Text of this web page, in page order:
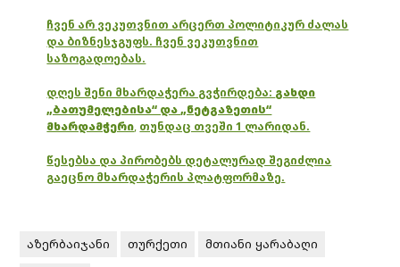
ჩვენ არ ვეკუთვნით არცერთ პოლიტიკურ ძალას
და ბიზნესჯგუფს. ჩვენ ვეკუთვნით
საზოგადოებას.
დღეს შენი მხარდაჭერა გვჭირდება: გახდი
„ბათუმელებისა“ და „ნეტგაზეთის“
მხარდამჭერი, თუნდაც თვეში 1 ლარიდან.
წესებსა და პირობებს დეტალურად შეგიძლია
გაეცნო მხარდაჭერის პლატფორმაზე.
აზერბაიჯანი თურქეთი
მთიანი ყარაბაღი